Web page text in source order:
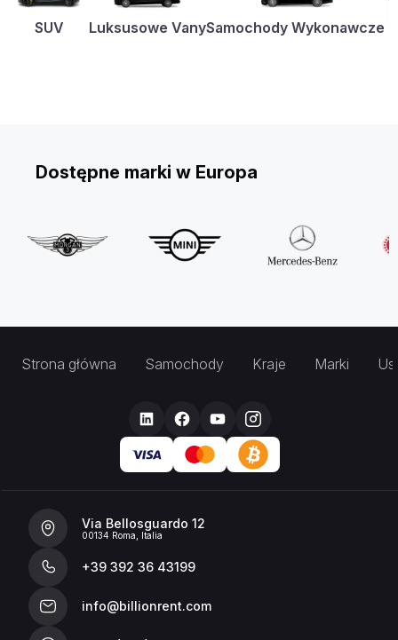
SUV Luksusowe VanySamochody Wykonawcze
Dostępne marki w Europa
Strona główna Samochody Kraje Marki
Via Bellosguardo 12
00134 Roma, Italia
+39 392 36 43199
info@billionrent.com